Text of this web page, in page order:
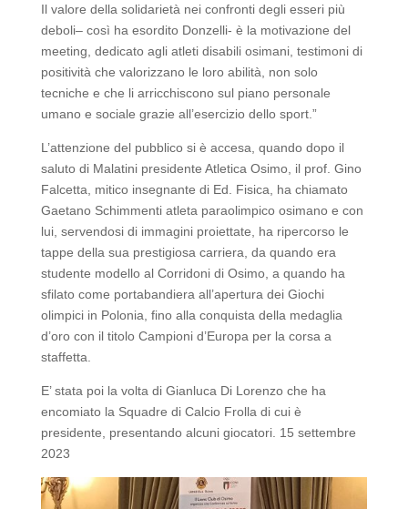
Il valore della solidarietà nei confronti degli esseri più
deboli– così ha esordito Donzelli- è la motivazione del
meeting, dedicato agli atleti disabili osimani, testimoni di
positività che valorizzano le loro abilità, non solo
tecniche e che li arricchiscono sul piano personale
umano e sociale grazie all’esercizio dello sport.”
L’attenzione del pubblico si è accesa, quando dopo il
saluto di Malatini presidente Atletica Osimo, il prof. Gino
Falcetta, mitico insegnante di Ed. Fisica, ha chiamato
Gaetano Schimmenti atleta paraolimpico osimano e con
lui, servendosi di immagini proiettate, ha ripercorso le
tappe della sua prestigiosa carriera, da quando era
studente modello al Corridoni di Osimo, a quando ha
sfilato come portabandiera all’apertura dei Giochi
olimpici in Polonia, fino alla conquista della medaglia
d’oro con il titolo Campioni d’Europa per la corsa a
staffetta.
E’ stata poi la volta di Gianluca Di Lorenzo che ha
encomiato la Squadre di Calcio Frolla di cui è
presidente, presentando alcuni giocatori. 15 settembre
2023